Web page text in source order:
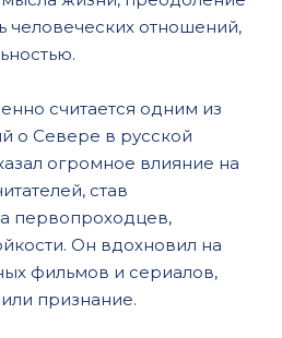
человеческих отношений,
считается одним из
о Севере в русской
огромное влияние на
став
первопроходцев,
Он вдохновил на
фильмов и сериалов,
признание.